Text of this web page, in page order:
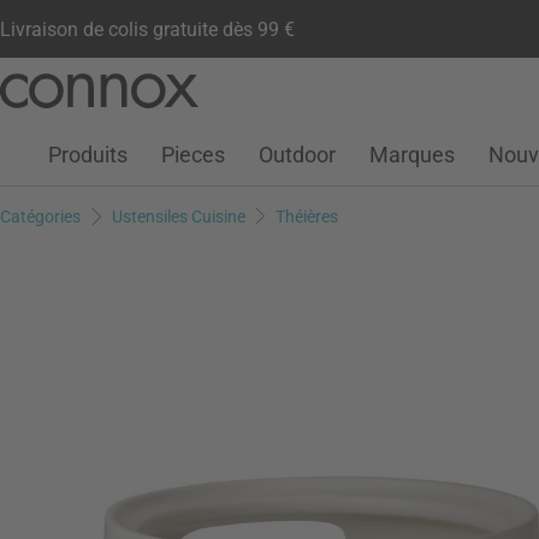
Livraison de colis gratuite dès 99 €
contenu
Compte clientListe de souhaits
Warenkorb
Produits Pieces Outdoor Marques
Catégories Ustensiles Cuisine Théières